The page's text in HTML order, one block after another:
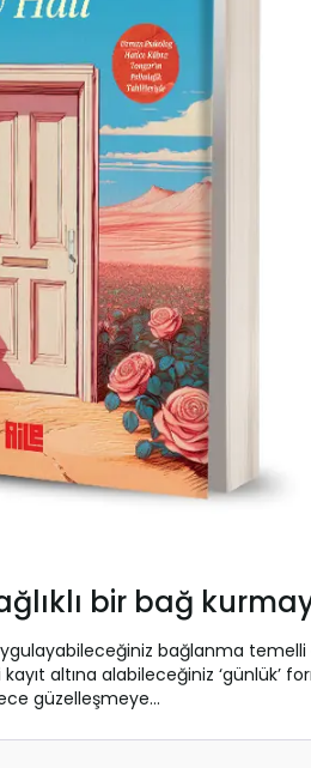
bir bağ
bağlanma temelli
altına alabileceğiniz ‘günlük’
güzelleşmeye…